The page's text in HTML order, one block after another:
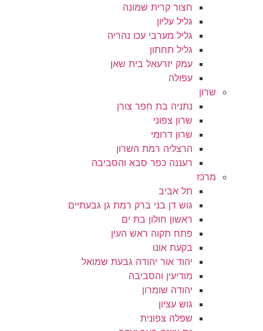
חצור קרית שמונה
גליל עליון
גליל מערבי עכו נהריה
גליל תחתון
עמק יזרעאל בית שאן
עפולה
שרון
נתניה בת חפר צורן
שרון צפוני
שרון דרומי
הרצליה רמת השרון
רעננה כפר סבא והסביבה
מרכז
תל אביב
גוש דן בני ברק רמת גן גבעתיים
ראשון חולון בת ים
פתח תקוה ראש העין
בקעת אונו
יהוד אור יהודה גבעת שמואל
מודיעין והסביבה
יהודה שומרון
גוש עציון
שפלה צפונית